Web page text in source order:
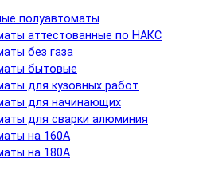
полуавтоматы
аттестованные по НАКС
без газа
бытовые
для кузовных работ
для начинающих
для сварки алюминия
на 160А
на 180А